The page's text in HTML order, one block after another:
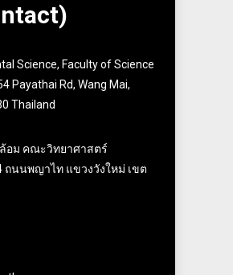
Science, Faculty of Science
Payathai Rd, Wang Mai,
Thailand
อม คณะวิทยาศาสตร์
นนพญาไท แขวงวังใหม่ เขต